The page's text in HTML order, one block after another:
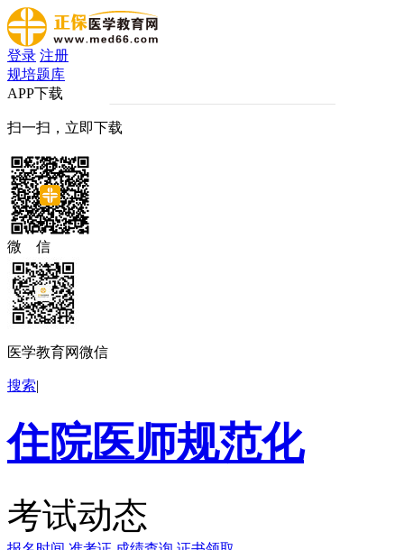
登录 注册
规培题库
APP下载
扫一扫，立即下载
微 信
医学教育网微信
搜索|
住院医师规范化
考试动态